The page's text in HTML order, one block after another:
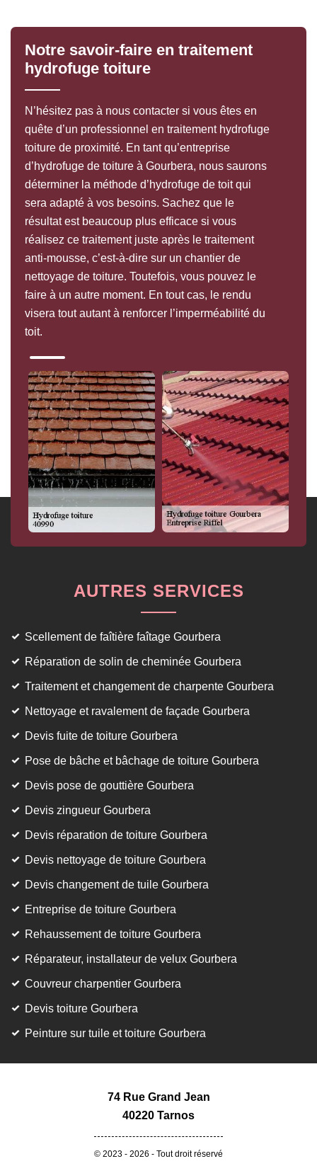
Notre savoir-faire en traitement
hydrofuge toiture
N’hésitez pas à nous contacter si vous êtes en
quête d’un professionnel en traitement hydrofuge
toiture de proximité. En tant qu’entreprise
d’hydrofuge de toiture à Gourbera, nous saurons
déterminer la méthode d’hydrofuge de toit qui
sera adapté à vos besoins. Sachez que le
résultat est beaucoup plus efficace si vous
réalisez ce traitement juste après le traitement
anti-mousse, c’est-à-dire sur un chantier de
nettoyage de toiture. Toutefois, vous pouvez le
faire à un autre moment. En tout cas, le rendu
visera tout autant à renforcer l’imperméabilité du
toit.
AUTRES SERVICES
Scellement de faîtière faîtage Gourbera
Réparation de solin de cheminée Gourbera
Traitement et changement de charpente Gourbera
Nettoyage et ravalement de façade Gourbera
Devis fuite de toiture Gourbera
Pose de bâche et bâchage de toiture Gourbera
Devis pose de gouttière Gourbera
Devis zingueur Gourbera
Devis réparation de toiture Gourbera
Devis nettoyage de toiture Gourbera
Devis changement de tuile Gourbera
Entreprise de toiture Gourbera
Rehaussement de toiture Gourbera
Réparateur, installateur de velux Gourbera
Couvreur charpentier Gourbera
Devis toiture Gourbera
Peinture sur tuile et toiture Gourbera
74 Rue Grand Jean
40220 Tarnos
© 2023 - 2026 - Tout droit réservé